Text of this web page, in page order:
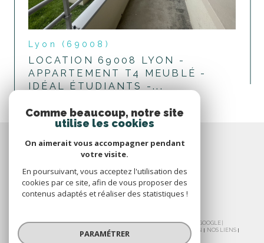
Lyon (69008)
LOCATION 69008 LYON -
APPARTEMENT T4 MEUBLÉ -
IDÉAL ÉTUDIANTS -...
© 2026 | TOUS DROITS RÉSERVÉS | TRADUCTION POWERED BY GOOGLE |
PLAN DU SITE ADMIN
NOS LIENS
POLITIQUE RGPD
Comme beaucoup, notre site
utilise les cookies
On aimerait vous accompagner pendant
votre visite.
En poursuivant, vous acceptez l'utilisation des
cookies par ce site, afin de vous proposer des
contenus adaptés et réaliser des statistiques !
PARAMÉTRER